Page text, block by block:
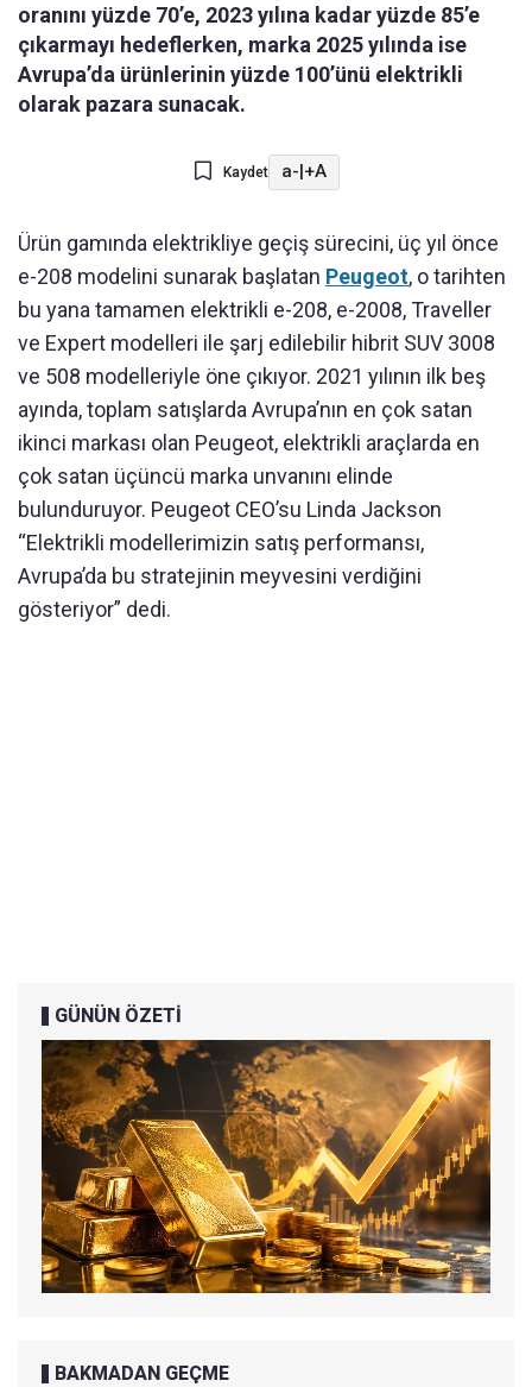
oranını yüzde 70’e, 2023 yılına kadar yüzde 85’e
çıkarmayı hedeflerken, marka 2025 yılında ise
Avrupa’da ürünlerinin yüzde 100’ünü elektrikli
olarak pazara sunacak.
Kaydet a- +A
Ürün gamında elektrikliye geçiş sürecini, üç yıl önce
e-208 modelini sunarak başlatan Peugeot, o tarihten
bu yana tamamen elektrikli e-208, e-2008, Traveller
ve Expert modelleri ile şarj edilebilir hibrit SUV 3008
ve 508 modelleriyle öne çıkıyor. 2021 yılının ilk beş
ayında, toplam satışlarda Avrupa’nın en çok satan
ikinci markası olan Peugeot, elektrikli araçlarda en
çok satan üçüncü marka unvanını elinde
bulunduruyor. Peugeot CEO’su Linda Jackson
“Elektrikli modellerimizin satış performansı,
Avrupa’da bu stratejinin meyvesini verdiğini
gösteriyor” dedi.
GÜNÜN ÖZETİ
BAKMADAN GEÇME